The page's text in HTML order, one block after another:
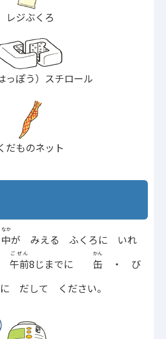
レジぶくろ
っぽう）スチロール
だものネット
中
なか
が みえる ふくろに いれ
午前
ごぜん
8じまでに 缶
かん
・ び
に だして ください。